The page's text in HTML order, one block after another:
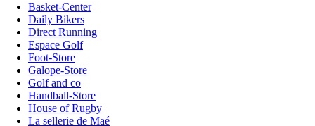
Basket-Center
Daily Bikers
Direct Running
Espace Golf
Foot-Store
Galope-Store
Golf and co
Handball-Store
House of Rugby
La sellerie de Maé